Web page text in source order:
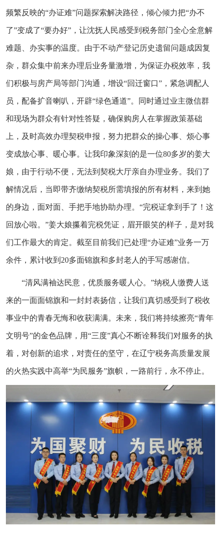
频繁反映的“办证难”问题探索解决路径，倾心倾力把“办不
了”变成了“要办好”，让沈抚人民感受到税务部门全心全意解
难题、办实事的温度。由于不动产登记历史遗留问题成因复
杂，群众集中前来办理后业务量激增，为保证办税效率，我
们积极与房产局等部门沟通，增设“回迁窗口”，紧急调配人
员，配备扩音喇叭，开辟“绿色通道”。同时通过业主微信群
和现场为群众有针对性答疑，确保购房人在掌握政策基础
上，及时高效办理契税申报，努力把群众的操心事、烦心事
变成放心事、暖心事。让我印象深刻的是一位80多岁的姜大
娘，由于行动不便，无法到契税大厅亲自办理业务。我们了
解情况后，当即带齐缴纳契税所需填报的所有材料，来到她
的身边，面对面、手把手地协助办理。“完税证拿到手了！这
回放心啦。”姜大娘攥着完税凭证，眉开眼笑的样子，是对我
们工作最大的肯定。截至目前我们已处理“办证难”业务一万
余件，累计收到20多面锦旗和多封老人的手写感谢信。
“清风满袖达民意，优质服务暖人心。”纳税人缴费人送
来的一面面锦旗和一封封表扬信，让我们真切感受到了税收
事业中的青春无悔和收获满满。未来，我们将持续擦亮“青年
文明号”的金色品牌，用“三度”真心不断诠释我们对服务的执
着，对创新的追求，对责任的坚守，在辽宁税务高质量发展
的火热实践中高举“为民服务”旗帜，一路前行，永不停止。